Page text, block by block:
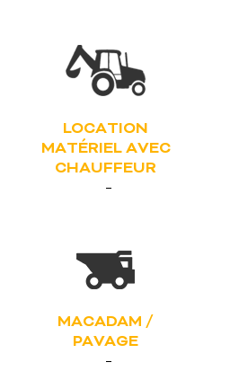
LOCATION
MATÉRIEL AVEC
CHAUFFEUR
MACADAM /
PAVAGE